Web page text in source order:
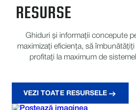
RESURSE
Ghiduri și informații concepute
maximizați eficiența, să
profitați la maximum de
VEZI TOATE RESURSELE